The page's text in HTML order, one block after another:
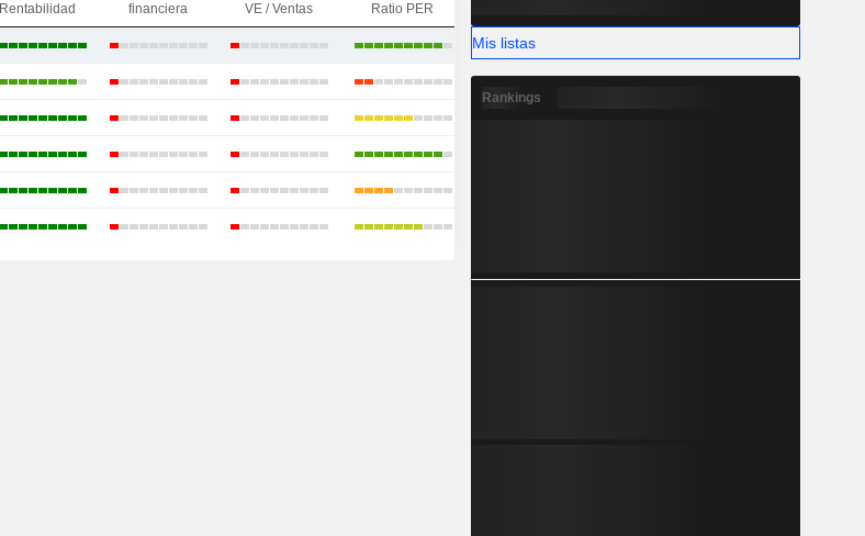
Rentabilidad
financiera
VE / Ventas Ratio PER
Mis listas
Rankings